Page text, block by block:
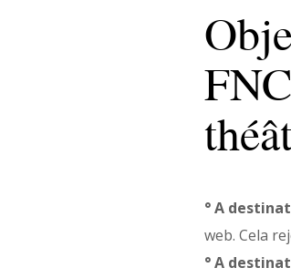
° A
web. Cela
° A